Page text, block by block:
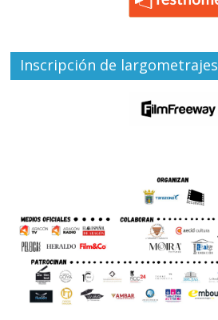
Inscripción de largometrajes